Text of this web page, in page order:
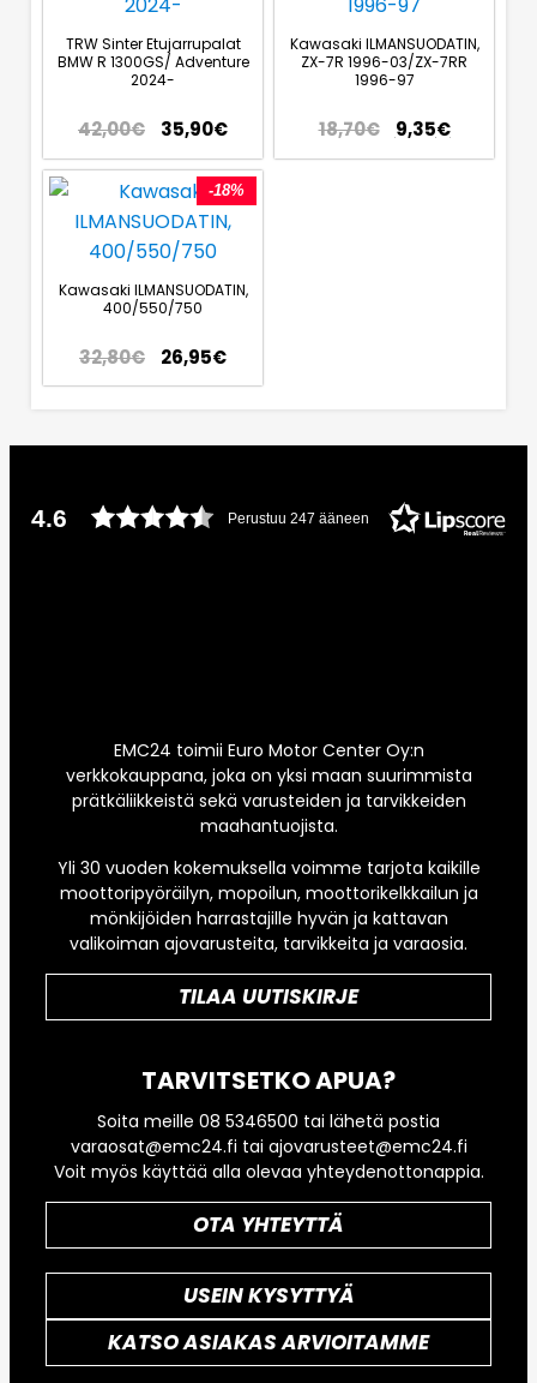
TRW Sinter Etujarrupalat
BMW R 1300GS/ Adventure
2024-
42,00€ 35,90€
Kawasaki ILMANSUODATIN,
ZX-7R 1996-03/ZX-7RR
1996-97
18,70€ 9,35€
-18%
Kawasaki ILMANSUODATIN,
400/550/750
32,80€ 26,95€
4.6 Perustuu 247 ääneen
EMC24 toimii Euro Motor Center Oy:n
verkkokauppana, joka on yksi maan suurimmista
prätkäliikkeistä sekä varusteiden ja tarvikkeiden
maahantuojista.
Yli 30 vuoden kokemuksella voimme tarjota kaikille
moottoripyöräilyn, mopoilun, moottorikelkkailun ja
mönkijöiden harrastajille hyvän ja kattavan
valikoiman ajovarusteita, tarvikkeita ja varaosia.
TILAA UUTISKIRJE
TARVITSETKO APUA?
Soita meille 08 5346500 tai lähetä postia
varaosat@emc24.fi tai ajovarusteet@emc24.fi
Voit myös käyttää alla olevaa yhteydenottonappia.
OTA YHTEYTTÄ
USEIN KYSYTTYÄ
KATSO ASIAKAS ARVIOITAMME